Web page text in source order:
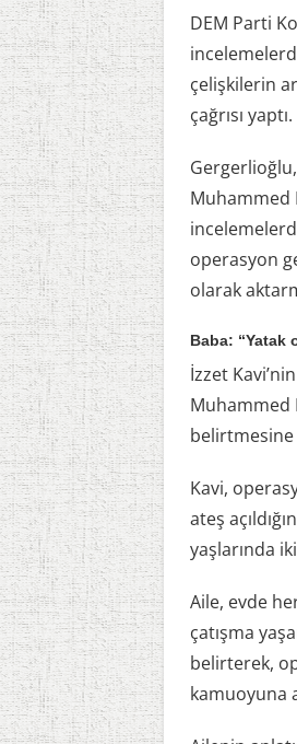
DEM Parti
çelişkilerin
çağrısı yaptı.
Muhammed
operasyon
olarak
Baba: “Yatak
İzzet
Muhammed
Kavi,
ateş
yaşlarında
Aile, evde
çatışma
belirterek,
kamuoyuna